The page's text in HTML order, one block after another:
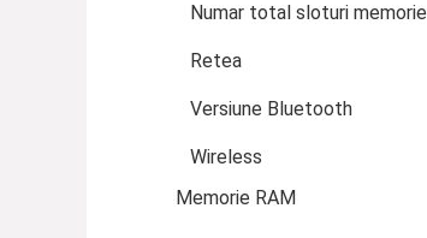
Numar total sloturi memorie
Retea
Versiune Bluetooth
Wireless
Memorie RAM